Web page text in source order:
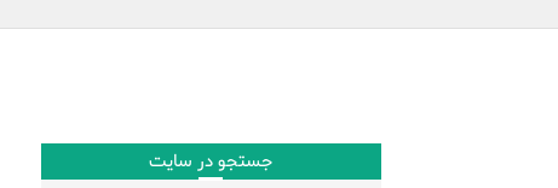
جستجو در سایت